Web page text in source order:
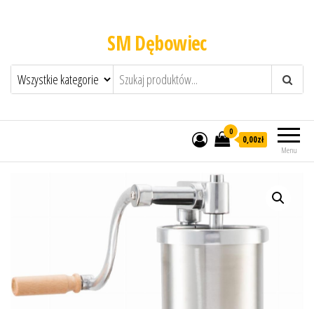
SM Dębowiec
Menu
0
0,00zł